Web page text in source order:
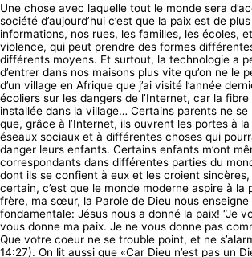
Une chose avec laquelle tout le monde sera
société d’aujourd’hui c’est que la paix est de
informations, nos rues, les familles, les écoles,
violence, qui peut prendre des formes
différents moyens. Et surtout, la technologie a
d’entrer dans nos maisons plus vite qu’on ne le
d’un village en Afrique que j’ai visité l’année
écoliers sur les dangers de l’Internet, car la
installée dans la village… Certains parents ne
que, grâce à l’Internet, ils ouvrent les portes à
éseaux sociaux et à différentes choses qui
danger leurs enfants. Certains enfants m’ont
correspondants dans différentes parties du
dont ils se confient à eux et les croient
certain, c’est que le monde moderne aspire à la
frère, ma sœur, la Parole de Dieu nous
fondamentale: Jésus nous a donné la paix! “Je
vous donne ma paix. Je ne vous donne pas
Que votre coeur ne se trouble point, et ne
14:27). On lit aussi que «Car Dieu n’est pas un